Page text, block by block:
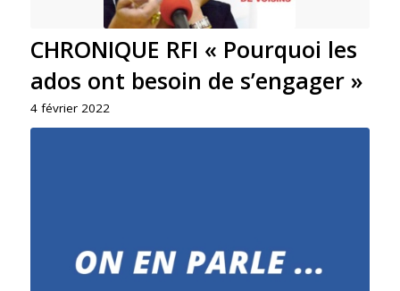
CHRONIQUE RFI « Pourquoi les
ados ont besoin de s’engager »
4 février 2022